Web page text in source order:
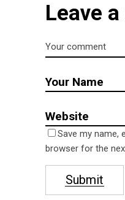
Leave
Save my name,
browser for the
Submit